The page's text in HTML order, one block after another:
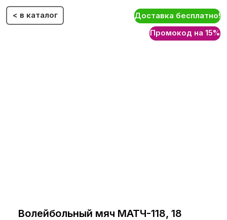
< в каталог Доставка бесплатно!
Промокод на 15%
Волейбольный мяч МАТЧ-118, 18